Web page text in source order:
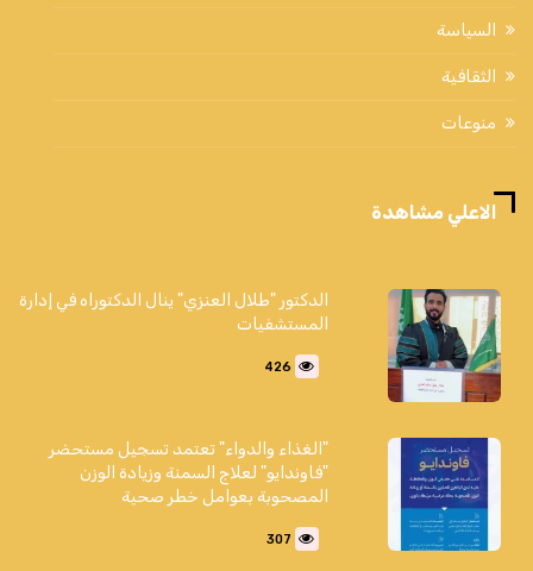
السياسة
الثقافية
منوعات
الاعلي مشاهدة
الدكتور "طلال العنزي" ينال الدكتوراه في إدارة
المستشفيات
426
"الغذاء والدواء" تعتمد تسجيل مستحضر
"فاوندايو" لعلاج السمنة وزيادة الوزن
المصحوبة بعوامل خطر صحية
307